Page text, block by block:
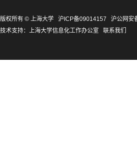
版权所有 © 上海大学 沪ICP备09014157 沪公网安
技术支持： 上海大学信息化工作办公室 联系我们